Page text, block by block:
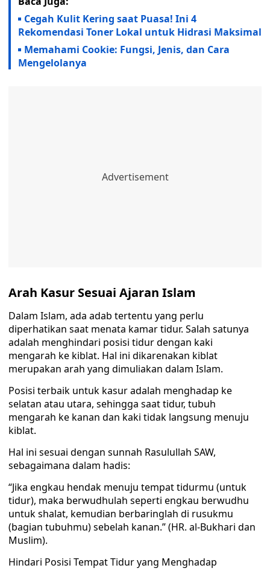
Cegah Kulit Kering saat Puasa! Ini 4
Rekomendasi Toner Lokal untuk Hidrasi Maksimal
Memahami Cookie: Fungsi, Jenis, dan Cara
Mengelolanya
Arah Kasur Sesuai Ajaran Islam
Dalam Islam, ada adab tertentu yang perlu
diperhatikan saat menata kamar tidur. Salah satunya
adalah menghindari posisi tidur dengan kaki
mengarah ke kiblat. Hal ini dikarenakan kiblat
merupakan arah yang dimuliakan dalam Islam.
Posisi terbaik untuk kasur adalah menghadap ke
selatan atau utara, sehingga saat tidur, tubuh
mengarah ke kanan dan kaki tidak langsung menuju
kiblat.
Hal ini sesuai dengan sunnah Rasulullah SAW,
sebagaimana dalam hadis:
“Jika engkau hendak menuju tempat tidurmu (untuk
tidur), maka berwudhulah seperti engkau berwudhu
untuk shalat, kemudian berbaringlah di rusukmu
(bagian tubuhmu) sebelah kanan.” (HR. al-Bukhari dan
Muslim).
Hindari Posisi Tempat Tidur yang Menghadap